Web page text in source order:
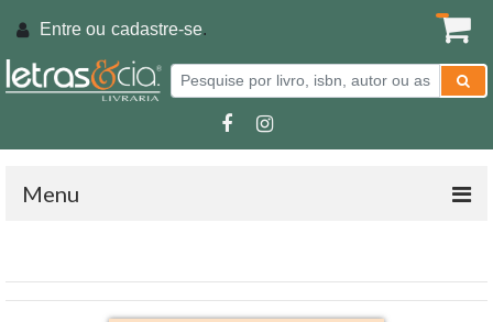
Entre ou cadastre-se.
Menu